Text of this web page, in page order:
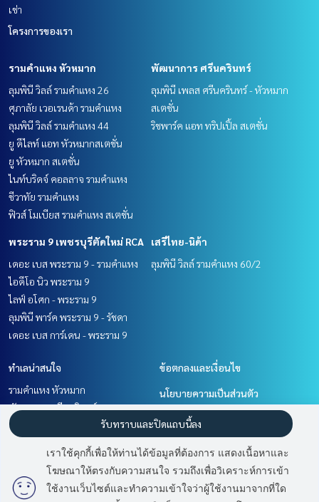
มี2คนกำลังดูประกาศนี้
เช่า
โครงการของเรา
รามคำแหง หัวหมาก
ลุมพินี วิลล์ รามคำแหง 26
ศุภาลัย เวอเรนด้า รามคำแหง
ลุมพินี วิลล์ รามคำแหง 44
ยู ดีไลท์ แอท หัวหมากสเตชั่น
ยู หัวหมาก สเตชั่น
ไนท์บริดจ์ คอลลาจ รามคำแหง
ชีวาทัย รามคำแหง
ฟิวส์ โมเบียส รามคำแหง สเตชั่น
พัฒนาการ ศรีนครินทร์
ลุมพินี เพลส ศรีนครินทร์ - หัวหมาก
สเตชั่น
ริชพาร์ค แอท ทริปเปิ้ล สเตชั่น
พระราม 9 เพชรบุรีตัดใหม่ RCA
เดอะ เบส พระราม 9 - รามคำแหง
ไอดีโอ นิว พระราม 9
ไลฟ์ อโศก - พระราม 9
ลุมพินี พาร์ค พระราม 9 - รัชดา
เดอะ เบส การ์เดน - พระราม 9
เสรีไทย-นิด้า
ลุมพินี วิลล์ รามคำแหง 60/2
ทำเลน่าสนใจ
รามคำแหง หัวหมาก
พัฒนาการ ศรีนครินทร์
พระราม 9 เพชรบุรีตัดใหม่ RCA
ข้อตกลงและเงื่อนไข
นโยบายความเป็นส่วนตัว
เกี่ยวกับเรา
วิธีการฝากขาย-เช่า
ติดต่อ
เราใช้คุกกี้เพื่อให้ท่านได้ข้อมูลที่ต้องการ แสดงเนื้อหาและ
โฆษณาให้ตรงกับความสนใจ รวมถึงเพื่อวิเคราะห์การเข้า
ใช้งานเว็บไซต์และทำความเข้าใจว่าผู้ใช้งานมาจากที่ใด
รับทราบและปิดแถบนี้ลง